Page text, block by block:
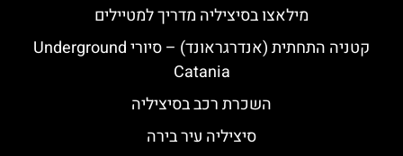
מילאצו בסיציליה מדריך למטיילים
קטניה התחתית (אנדרגראונד) – סיורי Underground
Catania
השכרת רכב בסיציליה
סיציליה עיר בירה